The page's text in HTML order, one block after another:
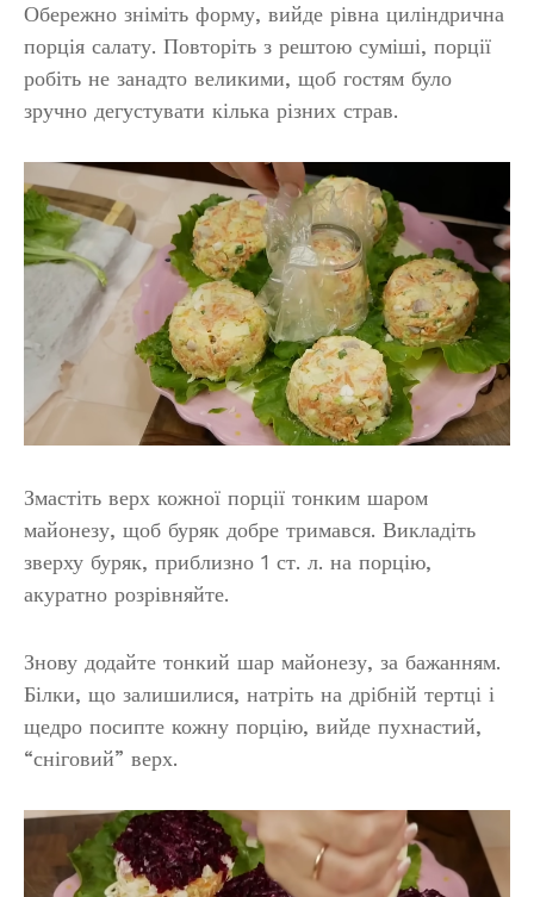
Обережно зніміть форму, вийде рівна циліндрична
порція салату. Повторіть з рештою суміші, порції
робіть не занадто великими, щоб гостям було
зручно дегустувати кілька різних страв.
Змастіть верх кожної порції тонким шаром
майонезу, щоб буряк добре тримався. Викладіть
зверху буряк, приблизно 1 ст. л. на порцію,
акуратно розрівняйте.
Знову додайте тонкий шар майонезу, за бажанням.
Білки, що залишилися, натріть на дрібній тертці і
щедро посипте кожну порцію, вийде пухнастий,
“сніговий” верх.